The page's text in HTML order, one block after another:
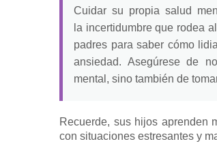
Cuidar su propia salud
la incertidumbre que rodea
padres para saber cómo
ansiedad.Asegúrese de
mental, sino también de
Recuerde, sus hijos aprenden
con situaciones estresantes y